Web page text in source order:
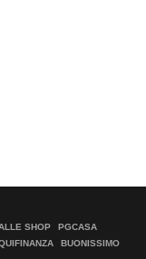
SHOP
PGCASA
BUONISSIMO